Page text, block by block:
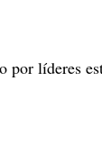
líderes